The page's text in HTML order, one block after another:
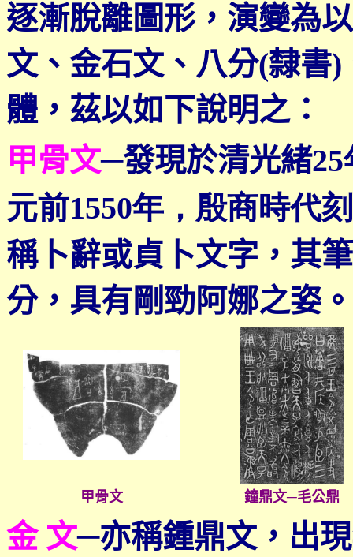
逐漸脫離圖形，演變為
文、金石文、八分(隸書
體，茲以如下說明之：
甲骨文─發現於清光緒
元前1550年，殷商時代
稱卜辭或貞卜文字，其
分，具有剛勁阿
甲骨文 鐘鼎文─毛公鼎
金 文─亦稱鍾鼎文，出